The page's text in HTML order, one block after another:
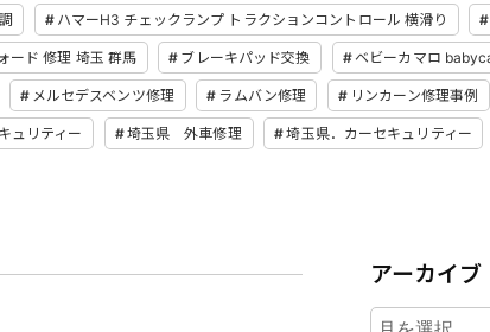
ハマーH3 チェックランプ トラクションコントロール 横滑り
ード 修理 埼玉 群馬 ブレーキパッド交換 ベビーカマロ
メルセデスベンツ修理 ラムバン修理 リンカーン修理事例
ュリティー 埼玉県 外車修理 埼玉県．カーセキュリティー
アーカイブ
ア